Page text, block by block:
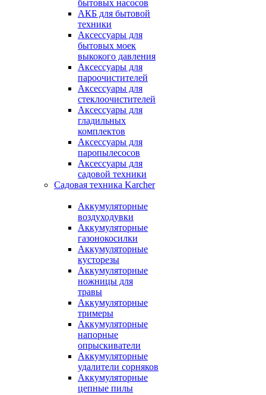
бытовых насосов
АКБ для бытовой
техники
Аксессуары для
бытовых моек
выкокого давления
Аксессуары для
пароочистителей
Аксессуары для
стеклоочистителей
Аксессуары для
гладильных
комплектов
Аксессуары для
паропылесосов
Аксессуары для
садовой техники
Садовая техника Karcher
Аккумуляторные
воздуходувки
Аккумуляторные
газонокосилки
Аккумуляторные
кусторезы
Аккумуляторные
ножницы для
травы
Аккумуляторные
тримеры
Аккумуляторные
напорные
опрыскиватели
Аккумуляторные
удалители сорняков
Аккумуляторные
цепные пилы